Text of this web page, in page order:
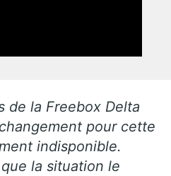
de la Freebox Delta
pour cette
indisponible.
la situation le